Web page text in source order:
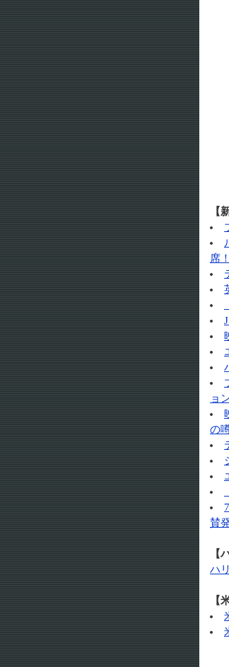
【
席！
ョ
の
賛
【
ハ
【